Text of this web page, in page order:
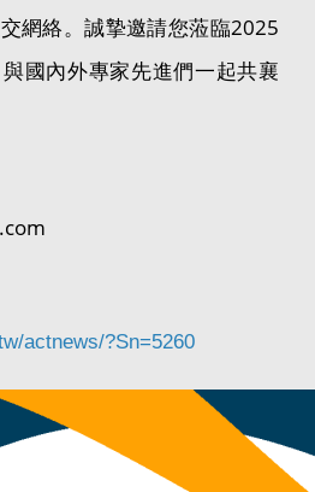
網絡。誠摯邀請您蒞臨2025
國內外專家先進們一起共襄
actnews/?Sn=5260